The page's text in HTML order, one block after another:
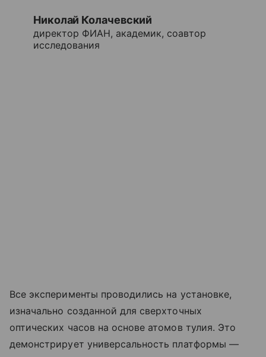
Николай Колачевский
директор ФИАН, академик, соавтор
исследования
Все эксперименты проводились на установке,
изначально созданной для сверхточных
оптических часов на основе атомов тулия. Это
демонстрирует универсальность платформы —